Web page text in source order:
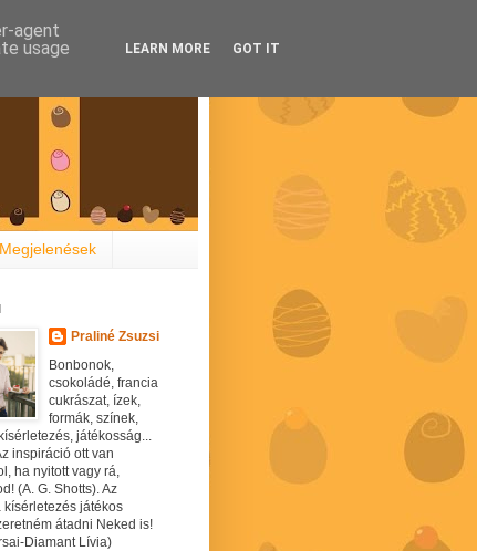
Megjelenések
Praliné Zsuzsi
Bonbonok,
csokoládé, francia
cukrászat, ízek,
formák, színek,
játékosság...
inspiráció ott van
ha nyitott vagy rá,
(A. G. Shotts). Az
kísérletezés játékos
átadni Neked is!
Diamant Lívia)
agent
usage
LEARN MORE GOT IT